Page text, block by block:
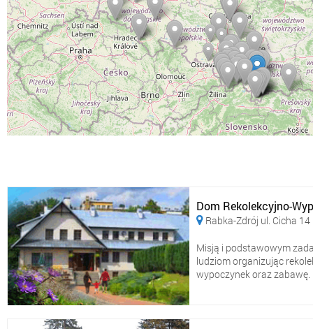
Dom Rekolekcyjno-
 Rabka-Zdrój ul. Cicha 14
Misją i podstawowym
ludziom organizując
wypoczynek oraz zabawę.